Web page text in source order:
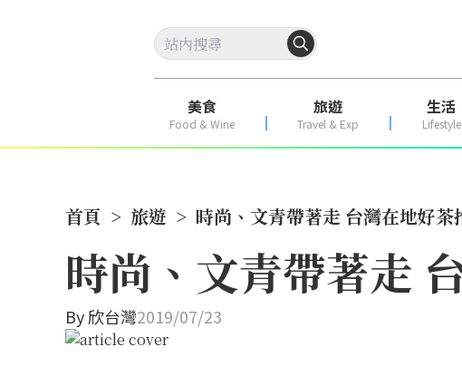
美食
Food & Wine
旅遊
Travel & Exp
生活
Lifestyle
首頁 > 旅遊 > 時尚、文青帶著走 台灣在地好茶
時尚、文青帶著走
By欣台灣2019/07/23